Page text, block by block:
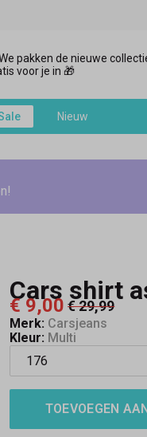
pakken de nieuwe
voor je in 🎁
Nieuw
Cars shirt
€ 9,00 € 29,99
Merk: Carsjeans
Kleur: Multi
TOEVOEGEN